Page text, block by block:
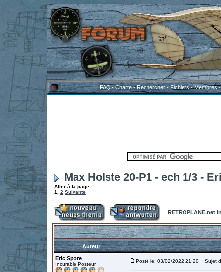
FAQ-Charte-Rechercher-Fichiers-Membres
Max Holste 20-P1 - ech 1/3 -
Aller à la page
1
2 Suivante
RETROPLANE.net
Auteur
Eric Spore
Incurable Posteur
Posté le: 03/02/2022 21:20 Sujet